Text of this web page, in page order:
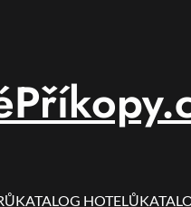
KATALOG HOTELŮ